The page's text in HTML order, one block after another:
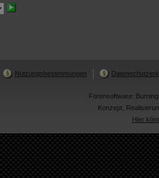
Nutzungsbestimmungen
Forensoftware:
Konzept,
Hier